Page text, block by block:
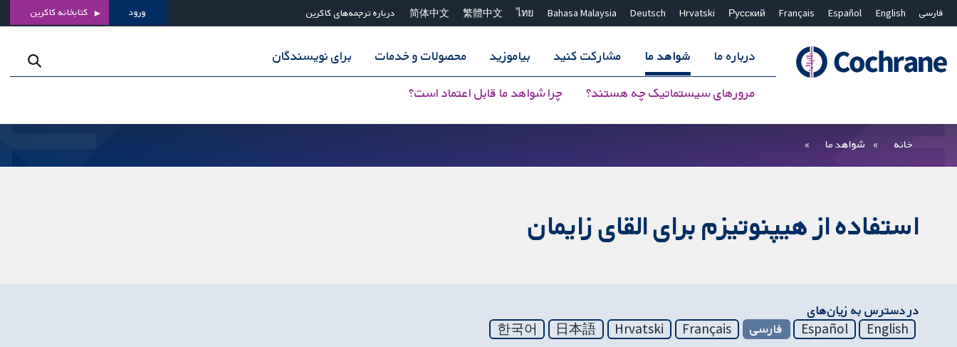
فارسی English
Español
Français
Русский
Hrvatski
Deutsch
Bahasa Malaysia
ไทย
繁體中文
简体中文 درباره ترجمه‌های کاکرین ورود کتابخانه کاکرین
درباره ما شواهد ما
مرورهای سیستماتیک چه هستند؟ چرا شواهد ما قابل اعتماد است؟
مشارکت کنید بیاموزید محصولات و خدمات برای نویسندگان
بستن جستجو ✖
خانه شواهد ما
استفاده از هیپنوتیزم برای القای زایمان
در دسترس به زیان‌های
English
Español فارسی Français
Hrvatski
日本語
한국어